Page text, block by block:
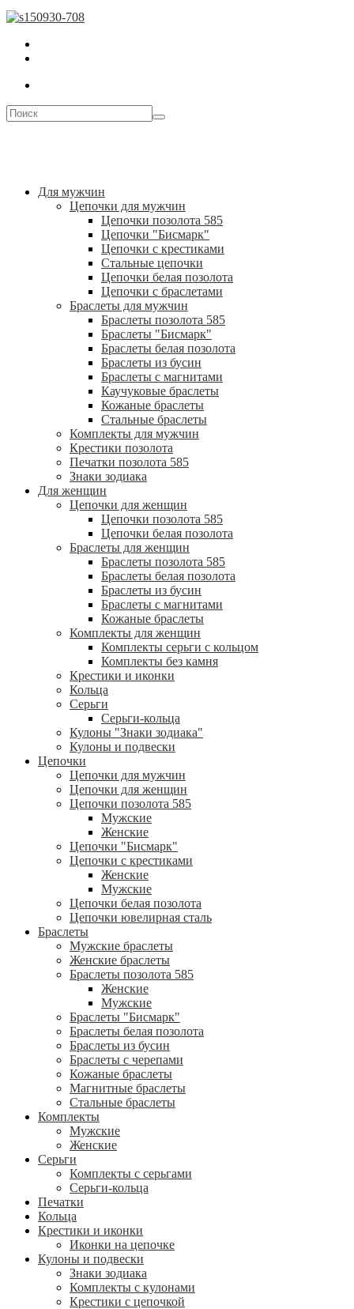
Для мужчин
Цепочки для мужчин
Цепочки позолота 585
Цепочки "Бисмарк"
Цепочки с крестиками
Стальные цепочки
Цепочки белая позолота
Цепочки с браслетами
Браслеты для мужчин
Браслеты позолота 585
Браслеты "Бисмарк"
Браслеты белая позолота
Браслеты из бусин
Браслеты с магнитами
Каучуковые браслеты
Кожаные браслеты
Стальные браслеты
Комплекты для мужчин
Крестики позолота
Печатки позолота 585
Знаки зодиака
Для женщин
Цепочки для женщин
Цепочки позолота 585
Цепочки белая позолота
Браслеты для женщин
Браслеты позолота 585
Браслеты белая позолота
Браслеты из бусин
Браслеты с магнитами
Кожаные браслеты
Комплекты для женщин
Комплекты серьги с кольцом
Комплекты без камня
Крестики и иконки
Кольца
Серьги
Серьги-кольца
Кулоны "Знаки зодиака"
Кулоны и подвески
Цепочки
Цепочки для мужчин
Цепочки для женщин
Цепочки позолота 585
Мужские
Женские
Цепочки "Бисмарк"
Цепочки с крестиками
Женские
Мужские
Цепочки белая позолота
Цепочки ювелирная сталь
Браслеты
Мужские браслеты
Женские браслеты
Браслеты позолота 585
Женские
Мужские
Браслеты "Бисмарк"
Браслеты белая позолота
Браслеты из бусин
Браслеты с черепами
Кожаные браслеты
Магнитные браслеты
Стальные браслеты
Комплекты
Мужские
Женские
Серьги
Комплекты с серьгами
Серьги-кольца
Печатки
Кольца
Крестики и иконки
Иконки на цепочке
Кулоны и подвески
Знаки зодиака
Комплекты с кулонами
Крестики с цепочкой